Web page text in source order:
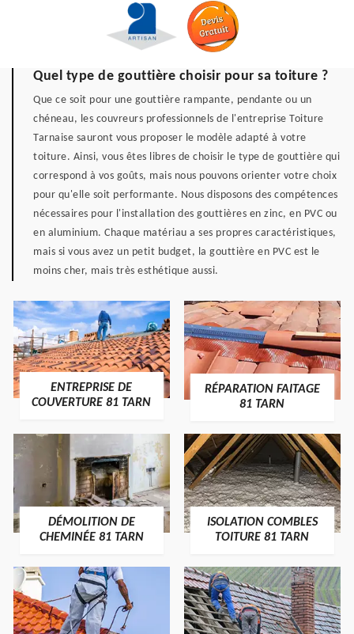
Quel type de gouttière choisir pour sa toiture ?
Que ce soit pour une gouttière rampante, pendante ou un
chéneau, les couvreurs professionnels de l'entreprise Toiture
Tarnaise sauront vous proposer le modèle adapté à votre
toiture. Ainsi, vous êtes libres de choisir le type de gouttière qui
correspond à vos goûts, mais nous pouvons orienter votre choix
pour qu'elle soit performante. Nous disposons des compétences
nécessaires pour l'installation des gouttières en zinc, en PVC ou
en aluminium. Chaque matériau a ses propres caractéristiques,
mais si vous avez un petit budget, la gouttière en PVC est le
moins cher, mais très esthétique aussi.
ENTREPRISE DE
COUVERTURE 81 TARN
RÉPARATION FAITAGE
81 TARN
DÉMOLITION DE
CHEMINÉE 81 TARN
ISOLATION COMBLES
TOITURE 81 TARN